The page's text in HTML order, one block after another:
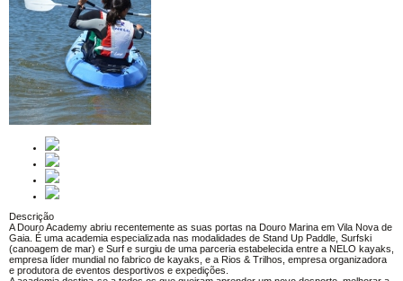
Descrição
A Douro Academy abriu recentemente as suas portas na Douro Marina em Vila Nova de
Gaia. É uma academia especializada nas modalidades de Stand Up Paddle, Surfski
(canoagem de mar) e Surf e surgiu de uma parceria estabelecida entre a NELO kayaks,
empresa líder mundial no fabrico de kayaks, e a Rios & Trilhos, empresa organizadora
e produtora de eventos desportivos e expedições.